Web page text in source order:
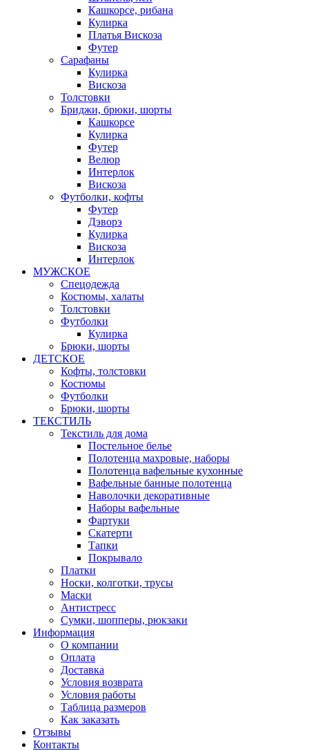
Кашкорсе, рибана
Кулирка
Платья Вискоза
Футер
Сарафаны
Кулирка
Вискоза
Толстовки
Бриджи, брюки, шорты
Кашкорсе
Кулирка
Футер
Велюр
Интерлок
Вискоза
Футболки, кофты
Футер
Дэворэ
Кулирка
Вискоза
Интерлок
МУЖСКОЕ
Спецодежда
Костюмы, халаты
Толстовки
Футболки
Кулирка
Брюки, шорты
ДЕТСКОЕ
Кофты, толстовки
Костюмы
Футболки
Брюки, шорты
ТЕКСТИЛЬ
Текстиль для дома
Постельное белье
Полотенца махровые, наборы
Полотенца вафельные кухонные
Вафельные банные полотенца
Наволочки декоративные
Наборы вафельные
Фартуки
Скатерти
Тапки
Покрывало
Платки
Носки, колготки, трусы
Маски
Антистресс
Сумки, шопперы, рюкзаки
Информация
О компании
Оплата
Доставка
Условия возврата
Условия работы
Таблица размеров
Как заказать
Отзывы
Контакты